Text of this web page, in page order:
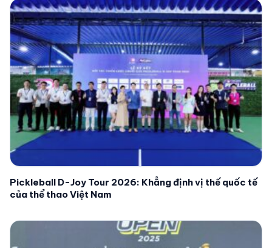
Pickleball D-Joy Tour 2026: Khẳng định vị thế quốc tế
của thể thao Việt Nam